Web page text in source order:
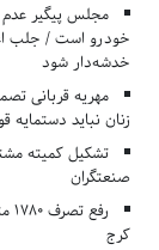
مجلس پیگیر عدم
خودرو است / جلب
خدشه‌دار شود
مهریه قربانی
زنان نباید دستمایه
تشکیل کمیته
صنعتگران
کرج